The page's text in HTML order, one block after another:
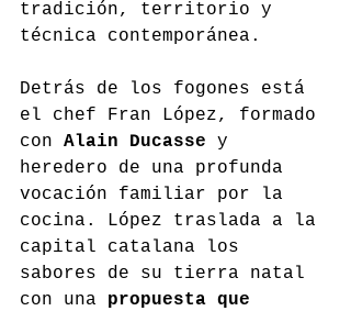
tradición, territorio y
técnica contemporánea.
Detrás de los fogones está
el chef Fran López, formado
con Alain Ducasse y
heredero de una profunda
vocación familiar por la
cocina. López traslada a la
capital catalana los
sabores de su tierra natal
con una propuesta que